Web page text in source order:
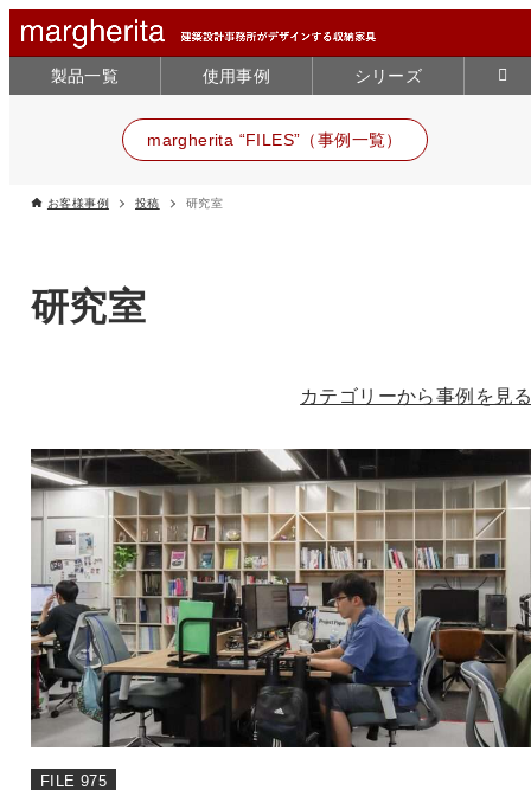
製品一覧 使用事例 シリーズ
margherita “FILES”（事例一覧）
お客様事例 投稿 研究室
研究室
カテゴリーから事例を見
FILE 975